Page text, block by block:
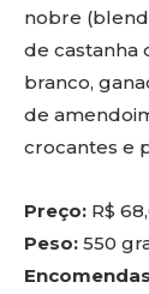
nobre
de castanha
branco,
de
crocantes e
Preço: R$
Peso: 550